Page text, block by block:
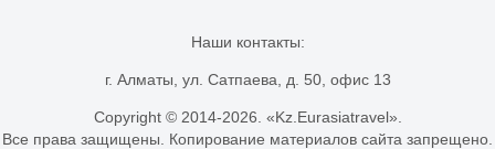
Наши контакты:
г. Алматы, ул. Сатпаева, д. 50, офис 13
Copyright © 2014-2026. «Kz.Eurasiatravel».
Все права защищены. Копирование материалов сайта запрещено.